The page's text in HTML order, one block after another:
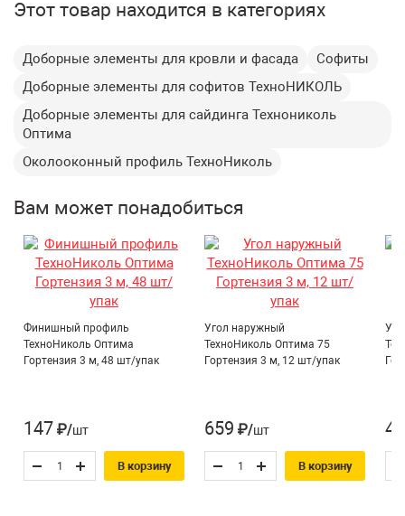
Закрывает проем и края панелей сайдинга,
Преимущества:
экологичный материал;
не подвержен коррозии;
легко чистить, не требует специального ухода;
быстрый монтаж;
эстетическая привлекательность.
Вес: 1.682 кг
Назначение:
проемов
Толщина:
Длина: 3000 мм
Цвет:
Коллекция: Оптима
Материал: ПВХ
Страна производитель: Россия
Г2
Тип:
профиль
Сайдинг и доборные
Этот товар находится в категориях
Доборные элементы для кровли и фасада
Софиты
Доборные элементы для софитов ТехноНИКОЛЬ
Доборные элементы для сайдинга Технониколь
Оптима
Околооконный профиль ТехноНиколь
Вам может понадобиться
Финишный профиль
ТехноНиколь Оптима
Гортензия 3 м, 48 шт/упак
147 ₽/шт
В корзину
Угол наружный
ТехноНиколь Оптима 75
Гортензия 3 м, 12 шт/упак
659 ₽/шт
В корзину